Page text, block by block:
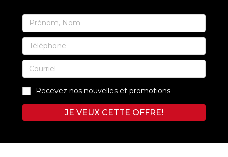
Recevez nos nouvelles et promotions
JE VEUX CETTE OFFRE!